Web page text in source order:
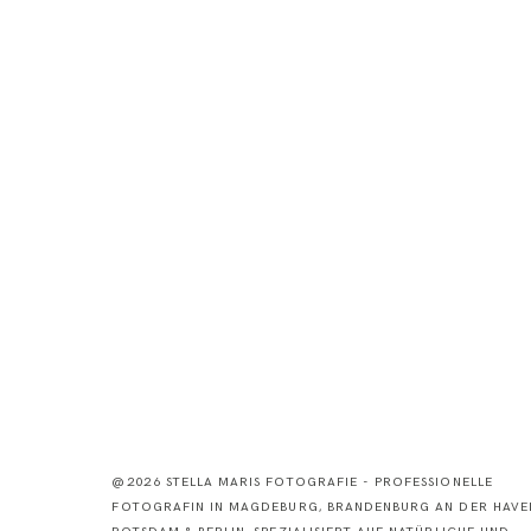
@2026 STELLA MARIS FOTOGRAFIE - PROFESSIONELLE
FOTOGRAFIN IN MAGDEBURG, BRANDENBURG AN DER